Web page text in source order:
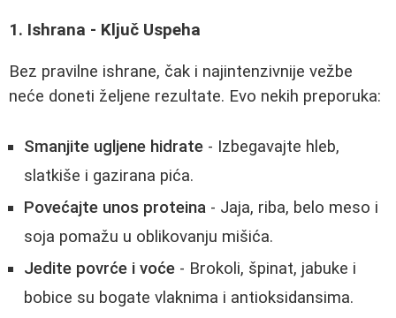
1. Ishrana - Ključ Uspeha
Bez pravilne ishrane, čak i najintenzivnije vežbe
neće doneti željene rezultate. Evo nekih preporuka:
Smanjite ugljene hidrate - Izbegavajte hleb,
slatkiše i gazirana pića.
Povećajte unos proteina - Jaja, riba, belo meso i
soja pomažu u oblikovanju mišića.
Jedite povrće i voće - Brokoli, špinat, jabuke i
bobice su bogate vlaknima i antioksidansima.